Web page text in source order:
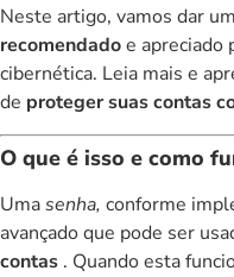
Neste artigo, vamos dar
recomendadoe apreciado
cibernética. Leia mais e
de proteger suas contas
O que é isso e como
Umasenha, conforme
avançado que pode ser
contas . Quando esta